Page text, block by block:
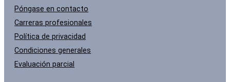
Póngase en contacto
Carreras profesionales
Política de privacidad
Condiciones generales
Evaluación parcial